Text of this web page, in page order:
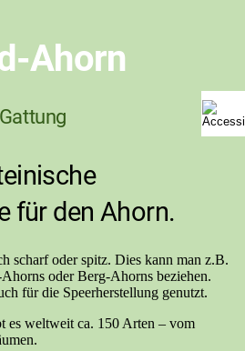
Ahorn
für den Ahorn.
scharf oder spitz. Dies kann man z.B.
oder Berg-Ahorns beziehen.
für die Speerherstellung genutzt.
es weltweit ca. 150 Arten – vom